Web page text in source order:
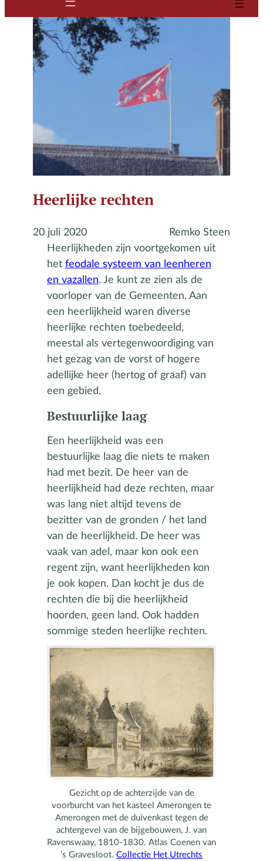
Heerlijke rechten
20 juli 2020
Remko Steen
Heerlijkheden zijn voortgekomen uit
het feodale systeem van leenheren
en vazallen. Je kunt ze zien als de
voorloper van de Gemeenten. Aan
een heerlijkheid waren diverse
heerlijke rechten toebedeeld,
meestal als vertegenwoordiging van
het gezag van de vorst of hogere
adellijke heer (hertog of graaf) van
een gebied.
Bestuurlijke laag
Een heerlijkheid was een
bestuurlijke laag die niets te maken
had met bezit. De heer van de
heerlijkheid had deze rechten, maar
was lang niet altijd tevens de
bezitter van de gronden / het land
van de heerlijkheid. De heer was
vaak van adel, maar kon ook een
regent zijn, want heerlijkheden kon
je ook kopen. Dan kocht je dus de
rechten die bij die heerlijkheid
hoorden, geen land. Ook hadden
sommige steden heerlijke rechten.
Gezicht op de achterzijde van de
voorburcht van het kasteel Amerongen te
Amerongen met de duivenkast tegen de
achtergevel van de bijgebouwen, J. van
Ravenswaay, 1810-1830. Atlas Coenen van
’s Gravesloot. Collectie Het Utrechts